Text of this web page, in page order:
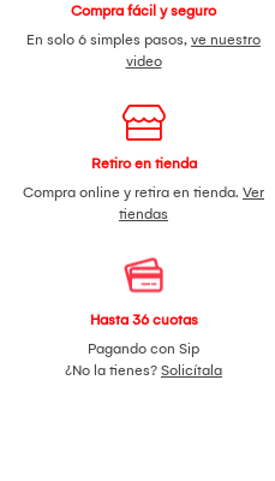
Compra fácil y seguro
En solo 6 simples pasos, ve nuestro
video
Retiro en tienda
Compra online y retira en tienda. Ver
tiendas
Hasta 36 cuotas
Pagando con Sip
¿No la tienes? Solicítala